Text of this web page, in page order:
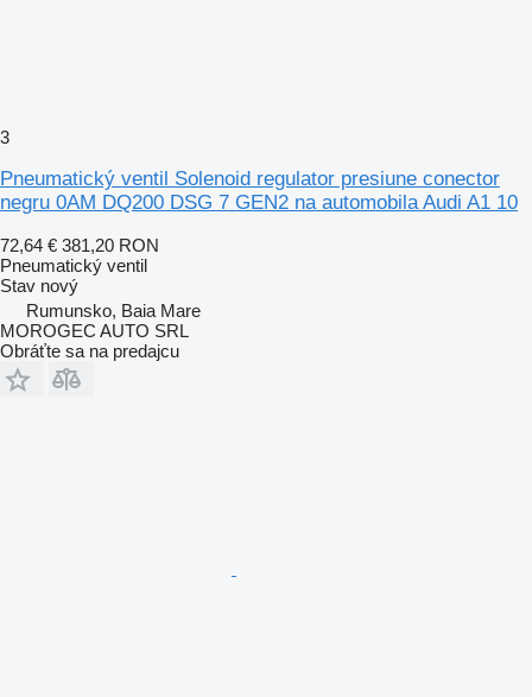
3
Pneumatický ventil Solenoid regulator presiune conector
negru 0AM DQ200 DSG 7 GEN2 na automobila Audi A1 10
72,64 € 381,20 RON
Pneumatický ventil
Stav nový
Rumunsko, Baia Mare
MOROGEC AUTO SRL
Obráťte sa na predajcu